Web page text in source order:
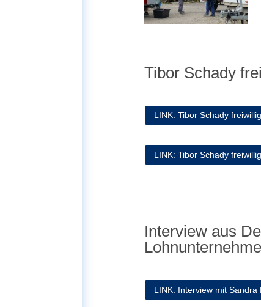
Tibor Schady
LINK: Tibor Schady
LINK: Tibor Schady
Interview aus
LINK: Interview mit